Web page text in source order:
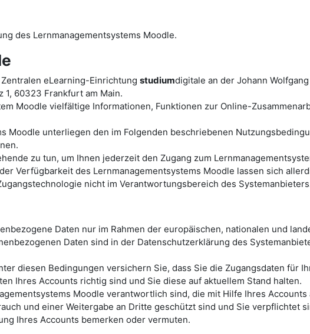
des Lernmanagementsystems Moodle.
eLearning-Einrichtung studiumdigitale an der Johann
60323 Frankfurt am Main.
Moodle vielfältige Informationen, Funktionen zur Online-
Moodle unterliegen den im Folgenden beschriebenen
zu tun, um Ihnen jederzeit den Zugang zum
Verfügbarkeit des Lernmanagementsystems Moodle lassen sich
nicht im Verantwortungsbereich des
Daten nur im Rahmen der europäischen, nationalen und
Daten sind in der Datenschutzerklärung des
diesen Bedingungen versichern Sie, dass Sie die Zugangsdaten für
Ihres Accounts richtig sind und Sie diese auf aktuellem Stand halten.
Moodle verantwortlich sind, die mit Hilfe Ihres
und einer Weitergabe an Dritte geschützt sind und Sie verpflichtet
Ihres Accounts bemerken oder vermuten.